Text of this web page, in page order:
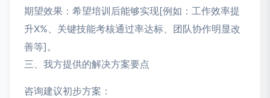
期望效果：希望培训后能够实现[例如：工作效率提
升X%、关键技能考核通过率达标、团队协作明显改
善等]。
三、我方提供的解决方案要点
咨询建议初步方案：